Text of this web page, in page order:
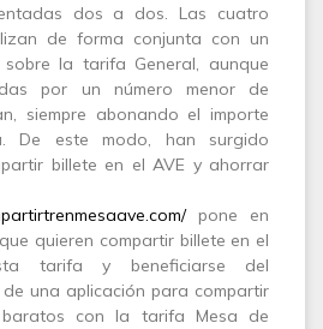
dos a dos. Las cuatro
de forma conjunta con un
sobre la tarifa General, aunque
por un número menor de
siempre abonando el importe
este modo, han surgido
billete en el AVE y ahorrar
pone en
quieren compartir billete en el
tarifa y beneficiarse del
una aplicación para compartir
con la tarifa Mesa de